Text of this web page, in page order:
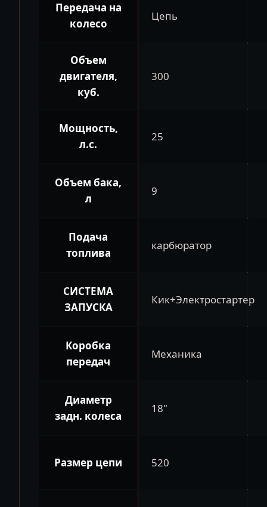
Передача на
колесо
Цепь
Объем
двигателя,
куб.
300
Мощность,
л.с.
25
Объем бака,
л
9
Подача
топлива
карбюратор
СИСТЕМА
ЗАПУСКА
Кик+Электростартер
Коробка
передач
Механика
Диаметр
задн. колеса
18"
Размер цепи 520